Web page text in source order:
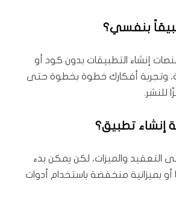
بنفسي؟
إنشاء التطبيقات بدون كود أو
وتجربة أفكارك خطوة بخطوة حتى
للنشر.
إنشاء تطبيق؟
التعقيد والميزات، لكن يمكن بدء
بميزانية منخفضة باستخدام أدوات